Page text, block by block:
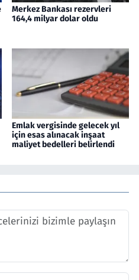
Merkez Bankası rezervleri
164,4 milyar dolar oldu
Emlak vergisinde gelecek yıl
için esas alınacak inşaat
maliyet bedelleri belirlendi